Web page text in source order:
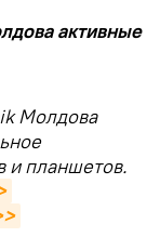
активные
Молдова
и планшетов.